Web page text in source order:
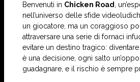
Benvenuti in Chicken Road
,
nell’universo delle sfide
un giocatore, ma un coraggioso
attraversare una serie di fornaci
evitare un destino tragico:
è una decisione, ogni salto
guadagnare, e il rischio è sempre